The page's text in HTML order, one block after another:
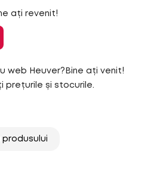
ați revenit!
web Heuver?Bine ați venit!
prețurile și stocurile.